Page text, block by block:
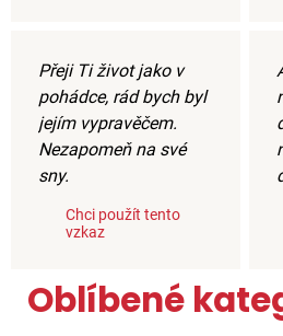
Přeji Ti život jako v
pohádce, rád bych byl
jejím vypravěčem.
Nezapomeň na své
sny.
Chci použít tento
vzkaz
Oblíbené